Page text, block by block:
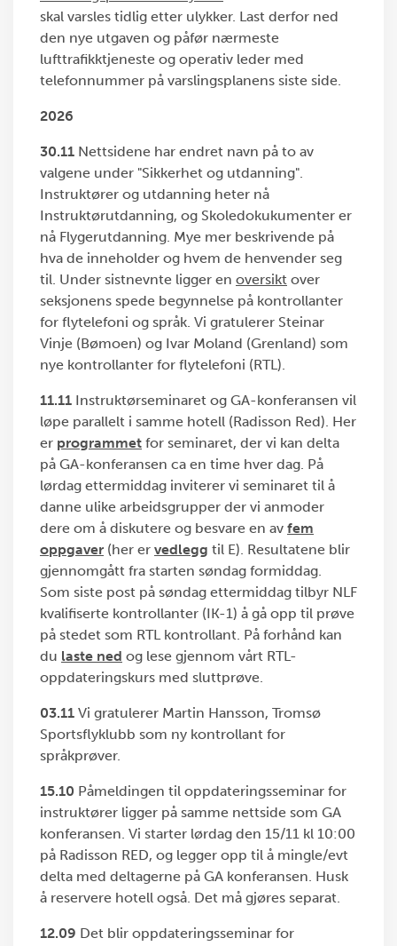
skal varsles tidlig etter ulykker. Last derfor ned
den nye utgaven og påfør nærmeste
lufttrafikktjeneste og operativ leder med
telefonnummer på varslingsplanens siste side.
2026
30.11 Nettsidene har endret navn på to av
valgene under "Sikkerhet og utdanning".
Instruktører og utdanning heter nå
Instruktørutdanning, og Skoledokukumenter er
nå Flygerutdanning. Mye mer beskrivende på
hva de inneholder og hvem de henvender seg
til. Under sistnevnte ligger en oversikt over
seksjonens spede begynnelse på kontrollanter
for flytelefoni og språk. Vi gratulerer Steinar
Vinje (Bømoen) og Ivar Moland (Grenland) som
nye kontrollanter for flytelefoni (RTL).
11.11 Instruktørseminaret og GA-konferansen vil
løpe parallelt i samme hotell (Radisson Red). Her
er programmet for seminaret, der vi kan delta
på GA-konferansen ca en time hver dag. På
lørdag ettermiddag inviterer vi seminaret til å
danne ulike arbeidsgrupper der vi anmoder
dere om å diskutere og besvare en av fem
oppgaver (her er vedlegg til E). Resultatene blir
gjennomgått fra starten søndag formiddag.
Som siste post på søndag ettermiddag tilbyr NLF
kvalifiserte kontrollanter (IK-1) å gå opp til prøve
på stedet som RTL kontrollant. På forhånd kan
du laste ned og lese gjennom vårt RTL-
oppdateringskurs med sluttprøve.
03.11 Vi gratulerer Martin Hansson, Tromsø
Sportsflyklubb som ny kontrollant for
språkprøver.
15.10 Påmeldingen til oppdateringsseminar for
instruktører ligger på samme nettside som GA
konferansen. Vi starter lørdag den 15/11 kl 10:00
på Radisson RED, og legger opp til å mingle/evt
delta med deltagerne på GA konferansen. Husk
å reservere hotell også. Det må gjøres separat.
12.09 Det blir oppdateringsseminar for